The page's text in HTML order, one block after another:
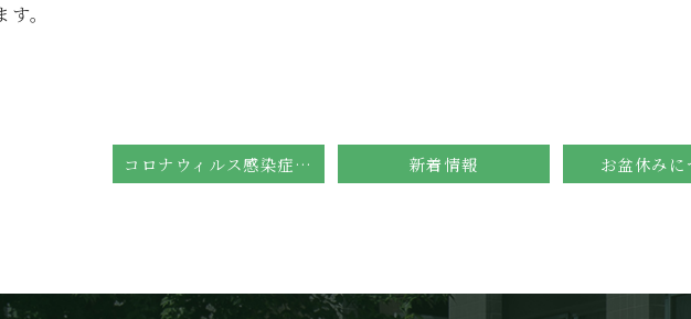
。
コロナウィルス感染症について 新着情報 お盆休みに